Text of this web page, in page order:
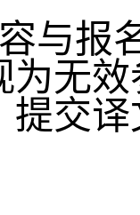
容与
为无
提交